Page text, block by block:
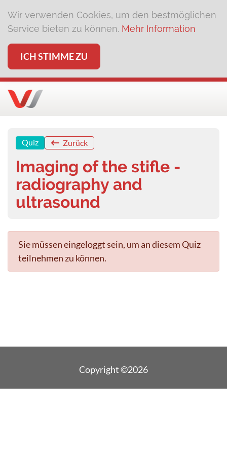
Wir verwenden Cookies, um den bestmöglichen
Service bieten zu können. Mehr Information
ICH STIMME ZU
Quiz Zurück
Imaging of the stifle -
radiography and
ultrasound
Sie müssen eingeloggt sein, um an diesem Quiz
teilnehmen zu können.
Copyright ©2026